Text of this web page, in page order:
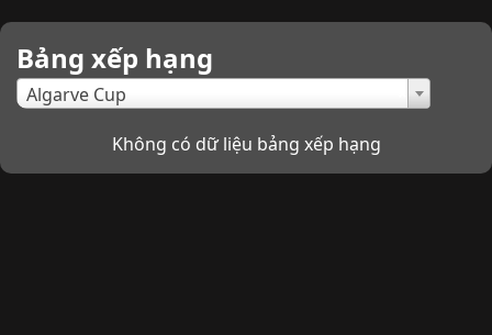
Bảng xếp hạng
Algarve Cup
Không có dữ liệu bảng xếp hạng